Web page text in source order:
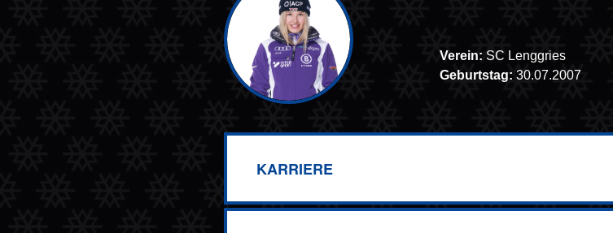
Verein: SC Lenggries
Geburtstag: 30.07.2007
KARRIERE